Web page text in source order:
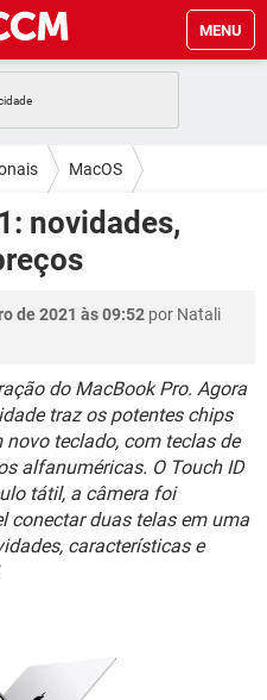
MENU
FACEBOOK
EXCEL
GMAIL
WHATSAPP
FACEBOOK
EXCEL
GMAIL
WHATSAPP
GMAIL
WHATSAPP
EXCEL
GMAIL
WHATSAPP
FACEBOOK
EXCEL
GMAIL
MacOS
novidades,
de 2021 às 09:52 por Natali
do MacBook Pro. Agora
traz os potentes chips
teclado, com teclas de
alfanuméricas. O Touch ID
tátil, a câmera foi
conectar duas telas em uma
características e